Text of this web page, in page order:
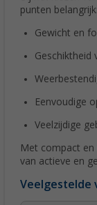
punten belangrijk:
Gewicht en
Geschiktheid
Eenvoudige
Veelzijdige
Met compact en
van actieve en
Veelgestelde